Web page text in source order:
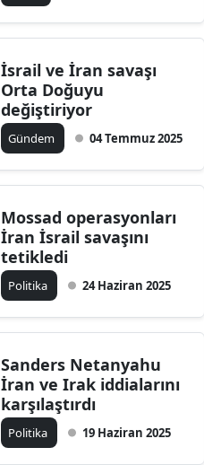
İsrail ve İran savaşı
Orta Doğuyu
değiştiriyor
Gündem 04 Temmuz 2025
Mossad operasyonları
İran İsrail savaşını
tetikledi
Politika 24 Haziran 2025
Sanders Netanyahu
İran ve Irak iddialarını
karşılaştırdı
Politika 19 Haziran 2025